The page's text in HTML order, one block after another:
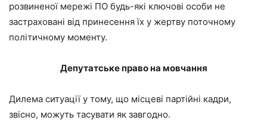
розвиненої мережі ПО будь-які ключові особи не
застраховані від принесення їх у жертву поточному
політичному моменту.
Депутатське право на мовчання
Дилема ситуації у тому, що місцеві партійні кадри,
звісно, можуть тасувати як завгодно.